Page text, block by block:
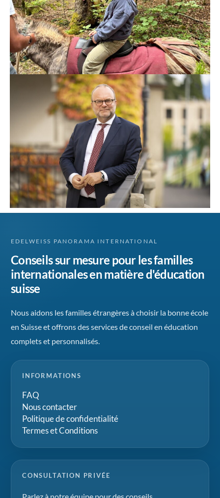
EDELWEISS PANORAMA INTERNATIONAL
Conseils sur mesure pour les familles
internationales en matière d'éducation
suisse
Nous aidons les familles étrangères à choisir la bonne école
en Suisse et offrons des services de conseil en éducation
complets et personnalisés.
INFORMATIONS
FAQ
Nous contacter
Politique de confidentialité
Termes et Conditions
CONSULTATION PRIVÉE